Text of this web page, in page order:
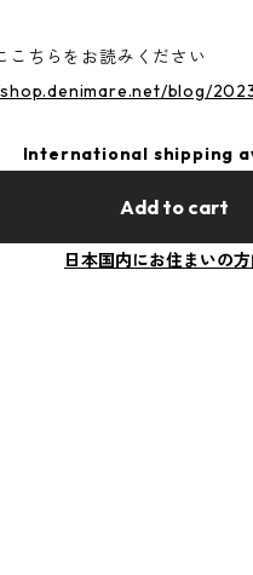
こちらをお読みください
blog/
International shipping
Add to cart
日本国内にお住まいの